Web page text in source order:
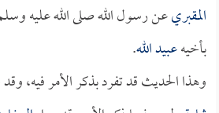
المقبريعن رسول الله صلى الله عليه
بأخيهعبيد الله.
وهذا الحديث قد تفرد بذكر الأمر فيه،